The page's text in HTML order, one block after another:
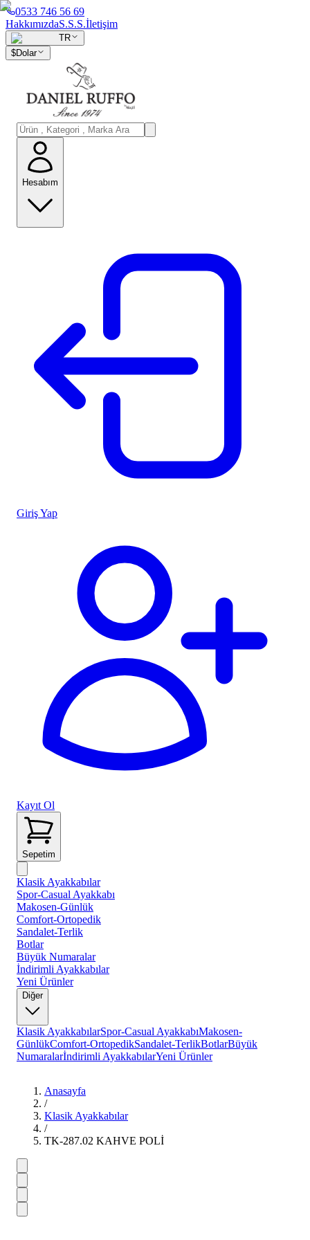
0533 746 56 69
HakkımızdaS.S.S.İletişim
TR
$Dolar
Hesabım
Giriş Yap
Kayıt Ol
Sepetim
Klasik Ayakkabılar
Spor-Casual Ayakkabı
Makosen-Günlük
Comfort-Ortopedik
Sandalet-Terlik
Botlar
Büyük Numaralar
İndirimli Ayakkabılar
Yeni Ürünler
Diğer
Klasik AyakkabılarSpor-Casual AyakkabıMakosen-
GünlükComfort-OrtopedikSandalet-TerlikBotlarBüyük
Numaralarİndirimli AyakkabılarYeni Ürünler
Anasayfa
/
Klasik Ayakkabılar
/
TK-287.02 KAHVE POLİ